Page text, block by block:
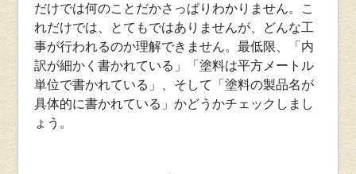
だけでは何のことだかさっぱりわかりません。こ
れだけでは、とてもではありませんが、どんな工
事が行われるのか理解できません。最低限、「内
訳が細かく書かれている」「塗料は平方メートル
単位で書かれている」、そして「塗料の製品名が
具体的に書かれている」かどうかチェックしまし
ょう。